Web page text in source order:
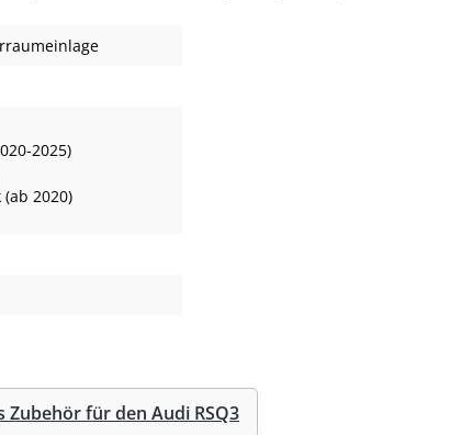
2025)
2020)
Zubehör für den Audi RSQ3